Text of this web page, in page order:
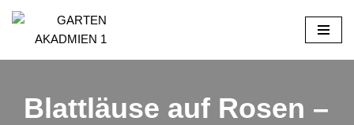
to
Blattläuse auf Rosen –